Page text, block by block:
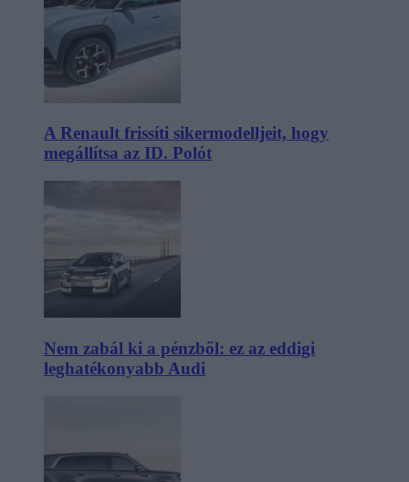
A Renault frissíti sikermodelljeit, hogy
megállítsa az ID. Polót
Nem zabál ki a pénzből: ez az eddigi
leghatékonyabb Audi